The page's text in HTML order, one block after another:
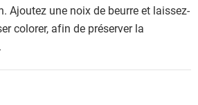
Ajoutez une noix de beurre et laissez-
colorer, afin de préserver la